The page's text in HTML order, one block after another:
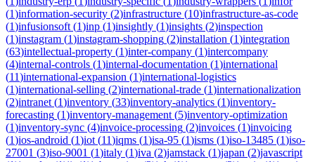
(1)information-security (2)infrastructure (10)infrastructure-as-code
(1)infusionsoft (1)inp (1)insightly (1)insights (2)inspection
(1)instagram (1)instagram-shopping (2)installation (1)integration
(63)intellectual-property (1)inter-company (1)intercompany
(4)internal-controls (1)internal-documentation (1)international
(11)international-expansion (1)international-logistics
(1)international-selling (2)international-trade (1)internationalization
(2)intranet (1)inventory (33)inventory-analytics (1)inventory-
forecasting (1)inventory-management (5)inventory-optimization
(1)inventory-sync (4)invoice-processing (2)invoices (1)invoicing
(1)ios-android (1)iot (11)iqms (1)isa-95 (1)isms (1)iso-13485 (1)iso-
27001 (3)iso-9001 (1)italy (1)iva (2)jamstack (1)japan (2)javascript